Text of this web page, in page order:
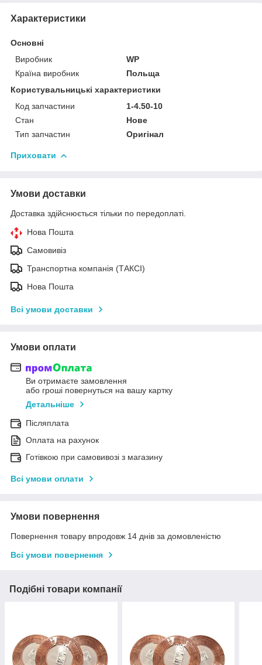
Характеристики
Основні
Виробник
WP
Країна виробник
Польща
Користувальницькі характеристики
Код запчастини
1-4.50-10
Стан
Нове
Тип запчастин
Оригінал
Приховати
Умови доставки
Доставка здійснюється тільки по передоплаті.
Нова Пошта
Самовивіз
Транспортна компанія (ТАКСІ)
Нова Пошта
Всі умови доставки
Умови оплати
Ви отримаєте замовлення
або гроші повернуться на вашу картку
Детальніше
Післяплата
Оплата на рахунок
Готівкою при самовивозі з магазину
Всі умови оплати
Умови повернення
Повернення товару впродовж 14 днів за домовленістю
Всі умови повернення
Подібні товари компанії